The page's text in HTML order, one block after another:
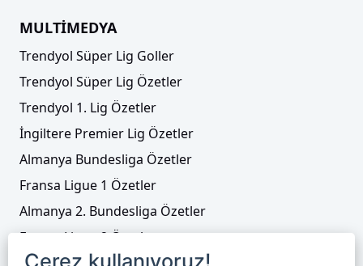
MULTİMEDYA
Trendyol Süper Lig Goller
Trendyol Süper Lig Özetler
Trendyol 1. Lig Özetler
İngiltere Premier Lig Özetler
Almanya Bundesliga Özetler
Fransa Ligue 1 Özetler
Almanya 2. Bundesliga Özetler
Fransa Ligue 2 Özetler
Çerez kullanıyoruz!